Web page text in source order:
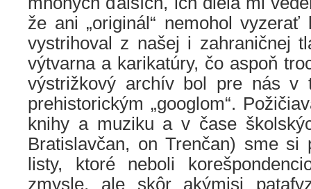
že ani „originál“ nemohol
vystrihoval z našej i zahraničnej
výtvarna a karikatúry, čo aspoň
výstrižkový archív bol pre nás v
prehistorickým „googlom“.
knihy a muziku a v čase
Bratislavčan, on Trenčan) sme si
listy, ktoré neboli
zmysle, ale skôr akýmisi